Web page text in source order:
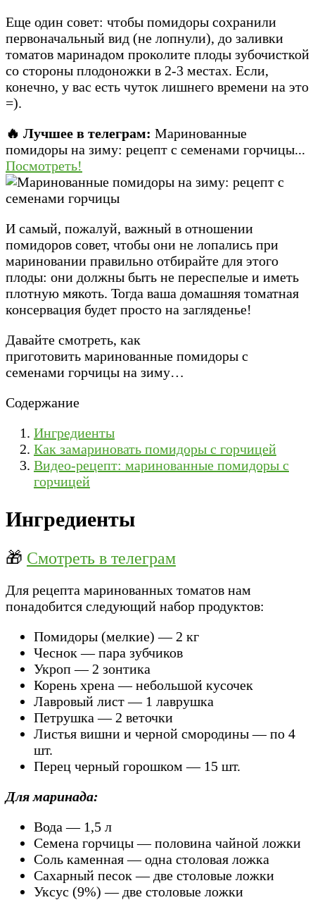
Еще один совет: чтобы помидоры сохранили
первоначальный вид (не лопнули), до заливки
томатов маринадом проколите плоды зубочисткой
со стороны плодоножки в 2-3 местах. Если,
конечно, у вас есть чуток лишнего времени на это
=).
🔥 Лучшее в телеграм: Маринованные
помидоры на зиму: рецепт с семенами горчицы...
Посмотреть!
И самый, пожалуй, важный в отношении
помидоров совет, чтобы они не лопались при
мариновании правильно отбирайте для этого
плоды: они должны быть не переспелые и иметь
плотную мякоть. Тогда ваша домашняя томатная
консервация будет просто на загляденье!
Давайте смотреть, как
приготовить маринованные помидоры с
семенами горчицы на зиму…
Содержание
Ингредиенты
Как замариновать помидоры с горчицей
Видео-рецепт: маринованные помидоры с
горчицей
Ингредиенты
🎁 Смотреть в телеграм
Для рецепта маринованных томатов нам
понадобится следующий набор продуктов:
Помидоры (мелкие) — 2 кг
Чеснок — пара зубчиков
Укроп — 2 зонтика
Корень хрена — небольшой кусочек
Лавровый лист — 1 лаврушка
Петрушка — 2 веточки
Листья вишни и черной смородины — по 4
шт.
Перец черный горошком — 15 шт.
Для маринада:
Вода — 1,5 л
Семена горчицы — половина чайной ложки
Соль каменная — одна столовая ложка
Сахарный песок — две столовые ложки
Уксус (9%) — две столовые ложки